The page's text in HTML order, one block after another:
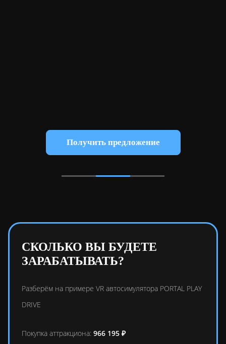
Получить предложение
СКОЛЬКО ВЫ БУДЕТЕ
ЗАРАБАТЫВАТЬ?
Разберём на примере VR автосимулятора PORTAL PLAY
DRIVE
Покупка аттракциона: 966 195 ₽